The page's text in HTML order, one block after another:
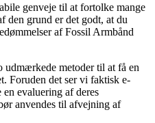
genveje til at fortolke mange
den grund er det godt, at du
af Fossil Armbånd
udmærkede metoder til at få en
Foruden det ser vi faktisk e-
evaluering af deres
anvendes til afvejning af